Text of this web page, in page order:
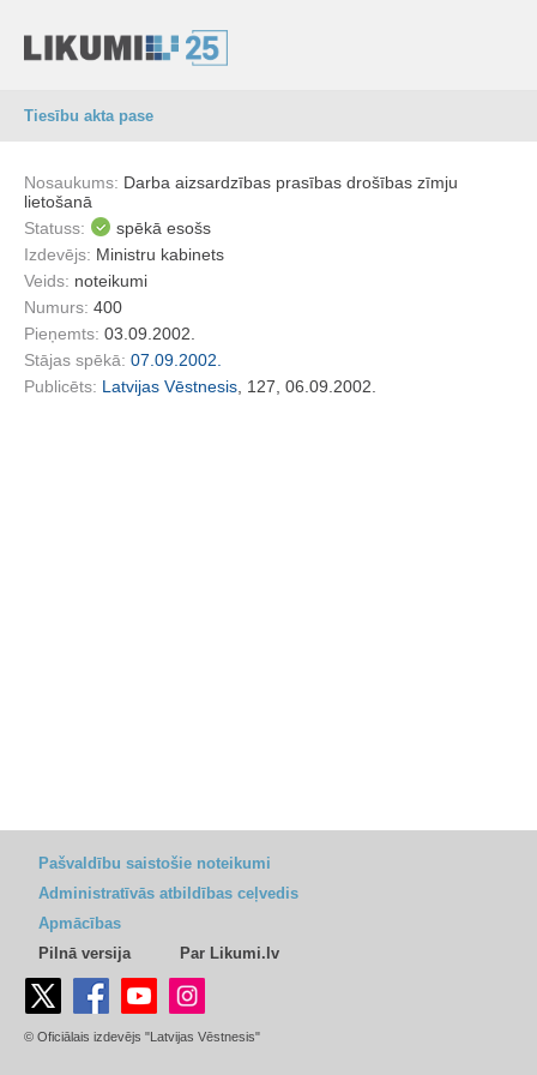
Tiesību akta pase
Nosaukums: Darba aizsardzības prasības drošības zīmju
lietošanā
Statuss:
spēkā esošs
Izdevējs: Ministru kabinets
Veids: noteikumi
Numurs: 400
Pieņemts: 03.09.2002.
Stājas spēkā: 07.09.2002.
Publicēts: Latvijas Vēstnesis , 127, 06.09.2002.
Pašvaldību saistošie noteikumi
Administratīvās atbildības ceļvedis
Apmācības
Pilnā versija
Par Likumi.lv
© Oficiālais izdevējs "Latvijas Vēstnesis"